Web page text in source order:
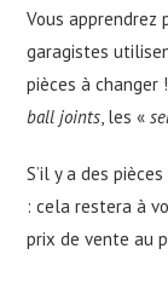
Vous apprendrez
garagistes
pièces à changer
ball joints, les «
S’il y a des
: cela restera à
prix de vente au